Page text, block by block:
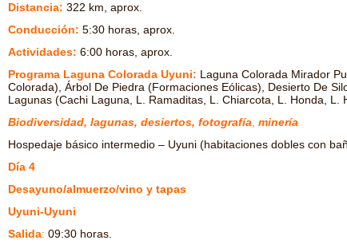
Distancia: 322 km, aprox.
Conducción: 5:30 horas, aprox.
Actividades: 6:00 horas, aprox.
Programa Laguna Colorada Uyuni: Laguna Colorada Mirador
Colorada), Árbol De Piedra (Formaciones Eólicas), Desierto De
Lagunas (Cachi Laguna, L. Ramaditas, L. Chiarcota, L. Honda,
Biodiversidad, lagunas, desiertos, fotografía, minería
Hospedaje básico intermedio – Uyuni (habitaciones dobles con
Día 4
Desayuno/almuerzo/vino y tapas
Uyuni-Uyuni
Salida: 09:30 horas.